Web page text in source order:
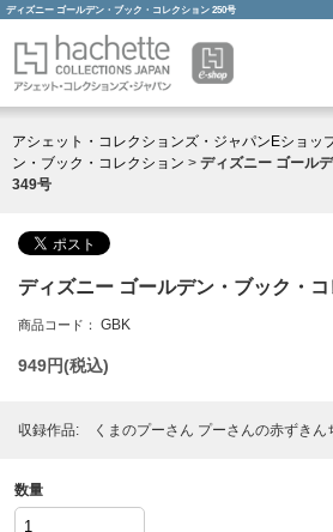
ディズニー ゴールデン・ブック・コレクション 250号
アシェット・コレクションズ・ジャパンEショッ
ン・ブック・コレクション > ディズニー ゴール
349号
ディズニー ゴールデン・ブック・
商品コード： GBK
949円(税込)
収録作品: くまのプーさん プーさんの赤ずきん
数量